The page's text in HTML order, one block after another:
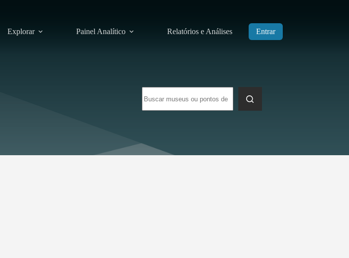
Explorar Painel Analítico Relatórios e Análises Entrar
resultados